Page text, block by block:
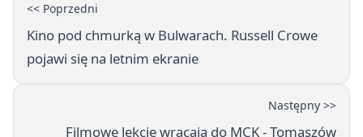
<< Poprzedni
Kino pod chmurką w Bulwarach. Russell Crowe
pojawi się na letnim ekranie
Następny >>
Filmowe lekcje wracają do MCK - Tomaszów